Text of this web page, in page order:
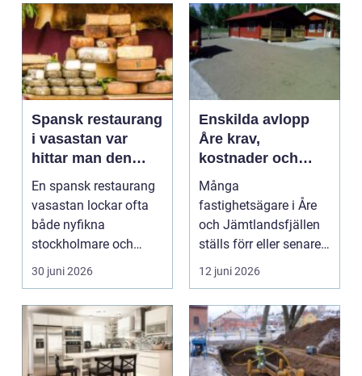
Spansk restaurang
i vasastan var
hittar man den
riktiga
medelhavskänslan
?
En spansk restaurang
vasastan lockar ofta
både nyfikna
stockholmare och
Spanien-saknade
resenärer. M...
30 juni 2026
Enskilda avlopp
Åre krav,
kostnader och
smarta val för din
fastighet
Många
fastighetsägare i Åre
och Jämtlandsfjällen
ställs förr eller senare
inför frågan om enskilt
av...
12 juni 2026